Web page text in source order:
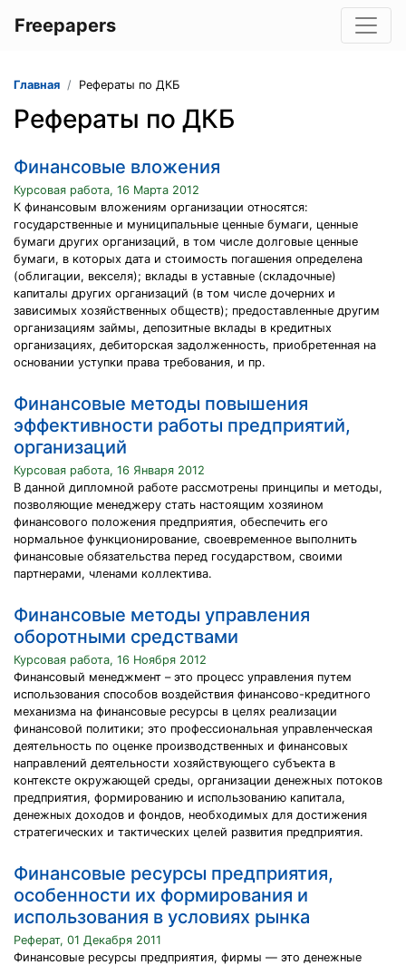
Freepapers
Главная Рефераты по ДКБ
Рефераты по ДКБ
Финансовые вложения
Курсовая работа, 16 Марта 2012
К финансовым вложениям организации относятся:
государственные и муниципальные ценные бумаги, ценные
бумаги других организаций, в том числе долговые ценные
бумаги, в которых дата и стоимость погашения определена
(облигации, векселя); вклады в уставные (складочные)
капиталы других организаций (в том числе дочерних и
зависимых хозяйственных обществ); предоставленные другим
организациям займы, депозитные вклады в кредитных
организациях, дебиторская задолженность, приобретенная на
основании уступки права требования, и пр.
Финансовые методы повышения
эффективности работы предприятий,
организаций
Курсовая работа, 16 Января 2012
В данной дипломной работе рассмотрены принципы и методы,
позволяющие менеджеру стать настоящим хозяином
финансового положения предприятия, обеспечить его
нормальное функционирование, своевременное выполнить
финансовые обязательства перед государством, своими
партнерами, членами коллектива.
Финансовые методы управления
оборотными средствами
Курсовая работа, 16 Ноября 2012
Финансовый менеджмент – это процесс управления путем
использования способов воздействия финансово-кредитного
механизма на финансовые ресурсы в целях реализации
финансовой политики; это профессиональная управленческая
деятельность по оценке производственных и финансовых
направлений деятельности хозяйствующего субъекта в
контексте окружающей среды, организации денежных потоков
предприятия, формированию и использованию капитала,
денежных доходов и фондов, необходимых для достижения
стратегических и тактических целей развития предприятия.
Финансовые ресурсы предприятия,
особенности их формирования и
использования в условиях рынка
Реферат, 01 Декабря 2011
Финансовые ресурсы предприятия, фирмы — это денежные